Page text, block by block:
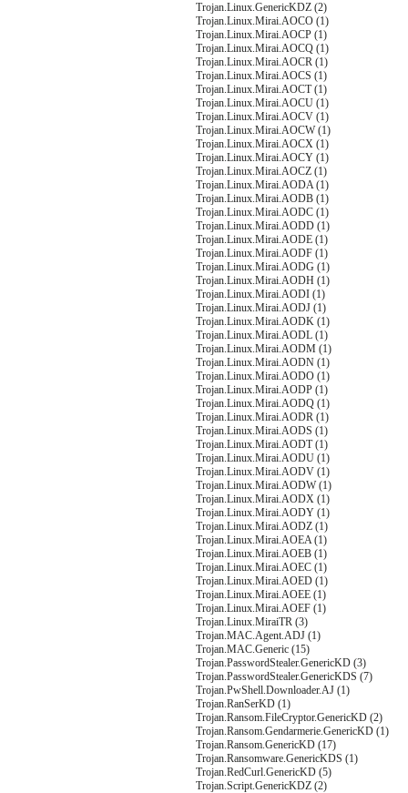
Trojan.Linux.GenericKDZ (2)
Trojan.Linux.Mirai.AOCO (1)
Trojan.Linux.Mirai.AOCP (1)
Trojan.Linux.Mirai.AOCQ (1)
Trojan.Linux.Mirai.AOCR (1)
Trojan.Linux.Mirai.AOCS (1)
Trojan.Linux.Mirai.AOCT (1)
Trojan.Linux.Mirai.AOCU (1)
Trojan.Linux.Mirai.AOCV (1)
Trojan.Linux.Mirai.AOCW (1)
Trojan.Linux.Mirai.AOCX (1)
Trojan.Linux.Mirai.AOCY (1)
Trojan.Linux.Mirai.AOCZ (1)
Trojan.Linux.Mirai.AODA (1)
Trojan.Linux.Mirai.AODB (1)
Trojan.Linux.Mirai.AODC (1)
Trojan.Linux.Mirai.AODD (1)
Trojan.Linux.Mirai.AODE (1)
Trojan.Linux.Mirai.AODF (1)
Trojan.Linux.Mirai.AODG (1)
Trojan.Linux.Mirai.AODH (1)
Trojan.Linux.Mirai.AODI (1)
Trojan.Linux.Mirai.AODJ (1)
Trojan.Linux.Mirai.AODK (1)
Trojan.Linux.Mirai.AODL (1)
Trojan.Linux.Mirai.AODM (1)
Trojan.Linux.Mirai.AODN (1)
Trojan.Linux.Mirai.AODO (1)
Trojan.Linux.Mirai.AODP (1)
Trojan.Linux.Mirai.AODQ (1)
Trojan.Linux.Mirai.AODR (1)
Trojan.Linux.Mirai.AODS (1)
Trojan.Linux.Mirai.AODT (1)
Trojan.Linux.Mirai.AODU (1)
Trojan.Linux.Mirai.AODV (1)
Trojan.Linux.Mirai.AODW (1)
Trojan.Linux.Mirai.AODX (1)
Trojan.Linux.Mirai.AODY (1)
Trojan.Linux.Mirai.AODZ (1)
Trojan.Linux.Mirai.AOEA (1)
Trojan.Linux.Mirai.AOEB (1)
Trojan.Linux.Mirai.AOEC (1)
Trojan.Linux.Mirai.AOED (1)
Trojan.Linux.Mirai.AOEE (1)
Trojan.Linux.Mirai.AOEF (1)
Trojan.Linux.MiraiTR (3)
Trojan.MAC.Agent.ADJ (1)
Trojan.MAC.Generic (15)
Trojan.PasswordStealer.GenericKD (3)
Trojan.PasswordStealer.GenericKDS (7)
Trojan.PwShell.Downloader.AJ (1)
Trojan.RanSerKD (1)
Trojan.Ransom.FileCryptor.GenericKD (2)
Trojan.Ransom.Gendarmerie.GenericKD (1)
Trojan.Ransom.GenericKD (17)
Trojan.Ransomware.GenericKDS (1)
Trojan.RedCurl.GenericKD (5)
Trojan.Script.GenericKDZ (2)